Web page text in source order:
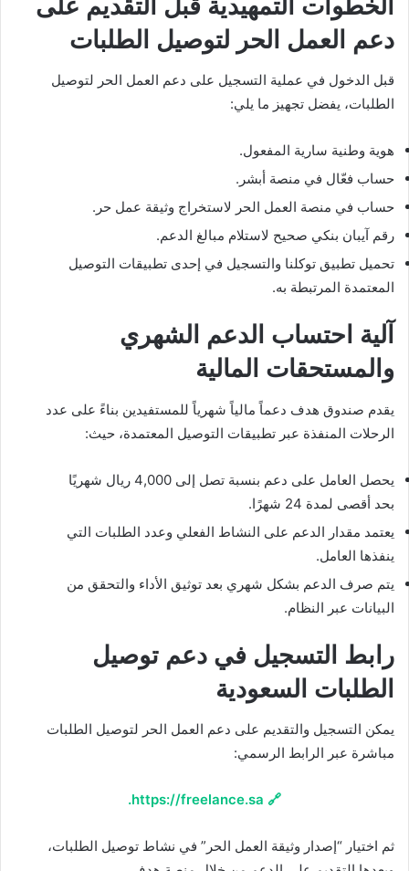
دعم العمل الحر لتوصيل الطلبات
قبل الدخول في عملية التسجيل على دعم العمل الحر لتوصيل
الطلبات، يفضل تجهيز ما يلي:
هوية وطنية سارية المفعول.
حساب فعّال في منصة أبشر.
حساب في منصة العمل الحر لاستخراج وثيقة عمل حر.
رقم آيبان بنكي صحيح لاستلام مبالغ الدعم.
تحميل تطبيق توكلنا والتسجيل في إحدى تطبيقات التوصيل
المعتمدة المرتبطة به.
آلية احتساب الدعم الشهري
والمستحقات المالية
يقدم صندوق هدف دعماً مالياً شهرياً للمستفيدين بناءً على عدد
الرحلات المنفذة عبر تطبيقات التوصيل المعتمدة، حيث:
يحصل العامل على دعم بنسبة تصل إلى 4,000 ريال شهريًا
بحد أقصى لمدة 24 شهرًا.
يعتمد مقدار الدعم على النشاط الفعلي وعدد الطلبات التي
ينفذها العامل.
يتم صرف الدعم بشكل شهري بعد توثيق الأداء والتحقق من
البيانات عبر النظام.
رابط التسجيل في دعم توصيل
الطلبات السعودية
يمكن التسجيل والتقديم على دعم العمل الحر لتوصيل الطلبات
مباشرة عبر الرابط الرسمي:
🔗 https://freelance.sa.
ثم اختيار “إصدار وثيقة العمل الحر” في نشاط توصيل الطلبات،